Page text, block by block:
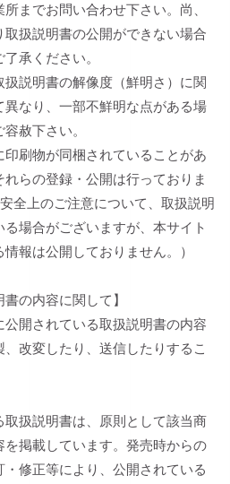
までお問い合わせ下さい。尚、
扱説明書の公開ができない場合
承ください。
説明書の解像度（鮮明さ）に関
異なり、一部不鮮明な点がある場
赦下さい。
刷物が同梱されていることがあ
らの登録・公開は行っておりま
全上のご注意について、取扱説明
場合がございますが、本サイト
報は公開しておりません。）
の内容に関して】
開されている取扱説明書の内容
改変したり、送信したりするこ
扱説明書は、原則として該当商
掲載しています。発売時からの
修正等により、公開されている